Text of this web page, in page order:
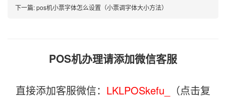
下一篇:pos机小票字体怎么设置（小票调字体大小方法）
POS机办理请添加微信客服
直接添加客服微信： LKLPOSkefu_ （点击复